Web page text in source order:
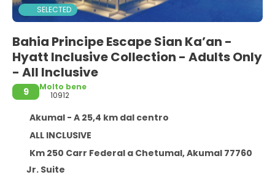
SELECTED
Bahia Principe Escape Sian Ka’an -
Hyatt Inclusive Collection - Adults Only
- All Inclusive
9
Molto bene
10912
Akumal - A 25,4 km dal centro
ALL INCLUSIVE
Km 250 Carr Federal a Chetumal, Akumal 77760
Jr. Suite